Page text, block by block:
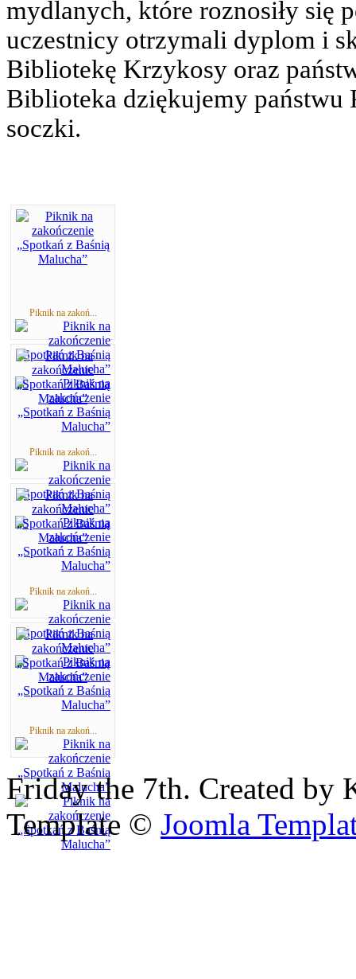
mydlanych, które roznosiły się
uczestnicy otrzymali dyplom i
Bibliotekę Krzykosy oraz
Biblioteka dziękujemy państwu
soczki.
Piknik na zakoń...
Piknik na zakoń...
Piknik na zakoń...
Piknik na zakoń...
Friday the 7th. Created by
Template © Joomla